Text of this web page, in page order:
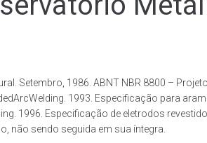
Setembro, 1986. ABNT NBR 8800 –
1993. Especificação para
1996. Especificação de eletrodos
não sendo seguida em sua íntegra.